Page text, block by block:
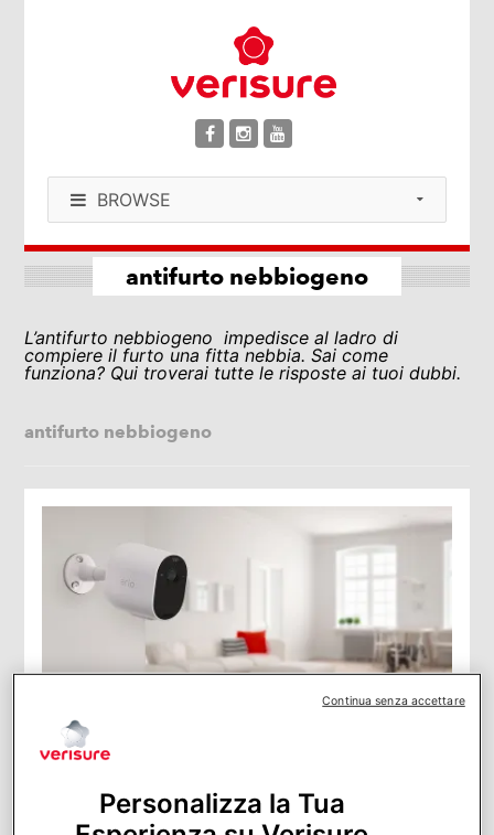
BROWSE
antifurto nebbiogeno
L’antifurto nebbiogeno impedisce al ladro di
compiere il furto una fitta nebbia. Sai come
funziona? Qui troverai tutte le risposte ai tuoi dubbi.
antifurto nebbiogeno
Sistemi di sicurezza casa: i tre migliori antifurti
Sistemi di sicurezza casa intelligenti e a prova di furto.
Ecco come funzionano i tre antifurti più innovativi!
Personalizza la Tua
Continua senza accettare